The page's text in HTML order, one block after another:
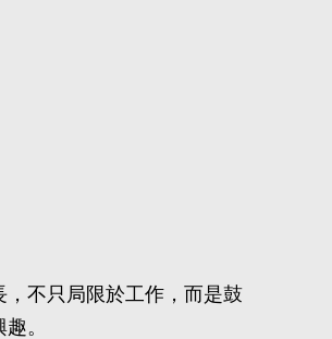
不只局限於工作，而是鼓
。